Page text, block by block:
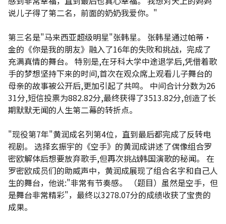
说儿子得了第二名，前面的奶奶我爱你。"
第三名是"马来西亚超级明星"张韩星。 张韩星通过帕蒂·
金的《你是我的朋友》融入了16年的失败和挑战，完成了
充满真情的舞台。 特别是,在牙科大学中途退学后,凭借着歌
手的梦想坚持下来的时间,首次在观众席上观看儿子舞台的
母亲的故事被公开后,更加引起了共鸣。 中间合计分数为26
31分,短信投票为882.82分,最终获得了3513.82分,创造了长
期默默无闻的人生第二幕的转折点。
"现役第7年"黄润成名列第4位，直到最后都完成了反转电
视剧。 选择玄振宇的《空手》的黄润成讲述了偶像组合罗
密欧解体后想要放弃歌手,但再次挑战韩国演歌的秘闻。 在
罗密欧成员们的助威声中，黄润成展现了组合名字和自己人
生的舞台，他说:"非常有节奏感。 （题目）虽然是空手，但
是舞台非常精彩"，最终以3278.07分的成绩收获了宝贵的
成果。